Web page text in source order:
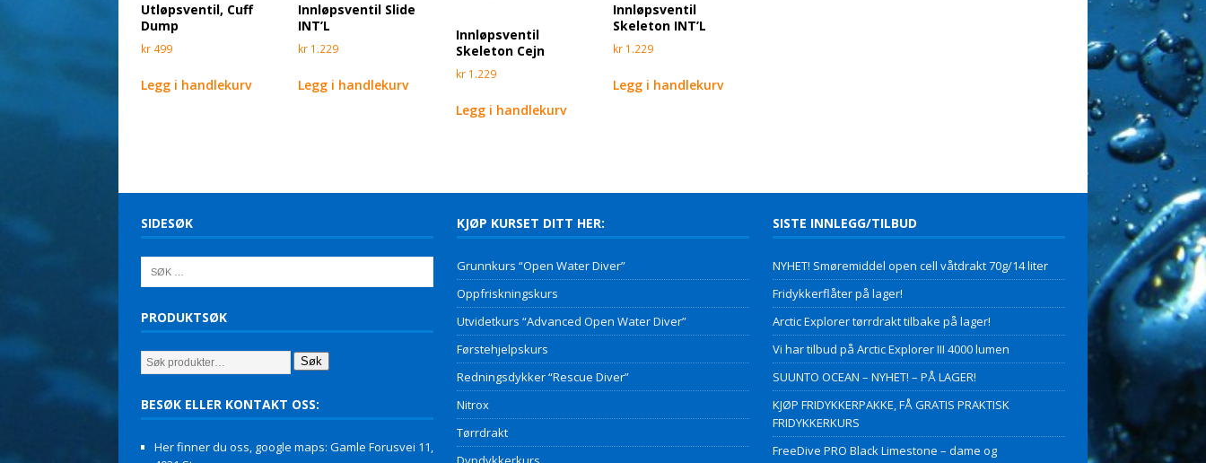
Utløpsventil, Cuff
Dump
kr 499
Legg i handlekurv
Innløpsventil Slide
INT’L
kr 1.229
Legg i handlekurv
Innløpsventil
Skeleton Cejn
kr1.229
Legg i handlekurv
Innløpsventil
Skeleton INT’L
kr1.229
Legg i handlekurv
SIDESØK
PRODUKTSØK
Søk
BESØK ELLER KONTAKT OSS:
Her finner du oss, google maps: Gamle Forusvei 11,
KJØP KURSET DITT HER:
Grunnkurs “Open Water Diver”
Oppfriskningskurs
Utvidetkurs “Advanced Open Water Diver”
Førstehjelpskurs
Redningsdykker “Rescue Diver”
Nitrox
Tørrdrakt
SISTE INNLEGG/TILBUD
NYHET! Smøremiddel open cell våtdrakt 70g/14 liter
Fridykkerflåter på lager!
Arctic Explorer tørrdrakt tilbake på lager!
Vi har tilbud på Arctic Explorer III 4000 lumen
SUUNTO OCEAN – NYHET! – PÅ LAGER!
KJØP FRIDYKKERPAKKE, FÅ GRATIS PRAKTISK
FRIDYKKERKURS
FreeDive PRO Black Limestone – dame og